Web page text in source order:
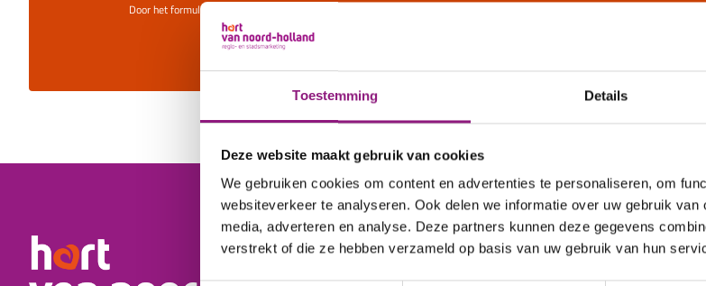
Toestemming Details
Deze website maakt gebruik van cookies
We gebruiken cookies om content en advertenties te personaliseren, om
websiteverkeer te analyseren. Ook delen we informatie over uw gebruik
media, adverteren en analyse. Deze partners kunnen deze gegevens
verstrekt of die ze hebben verzameld op basis van uw gebruik van hun
Door het formulier te versturen ga je akkoord met de Algemene Voorwaarden.
Wie zijn wij?
Wat we